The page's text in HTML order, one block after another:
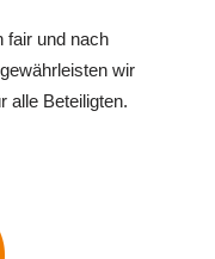
fair und nach
wir
alle Beteiligten.